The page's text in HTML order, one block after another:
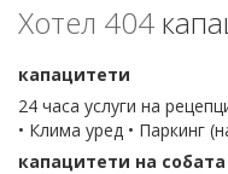
Хотел 404
капацитети
24 часа услуги на
• Клима уред • Паркинг
капацитети на собата